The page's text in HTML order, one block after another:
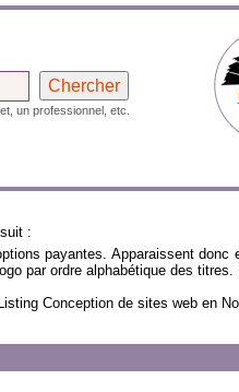
un professionnel, etc.
:
payantes. Apparaissent
par ordre alphabétique des
Conception de sites web en